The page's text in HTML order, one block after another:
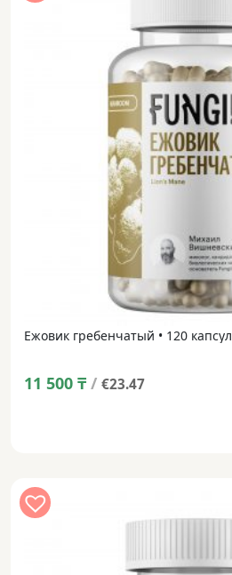
Ежовик гребенчатый • 120 капсул
11 500 ₸ / €23.47